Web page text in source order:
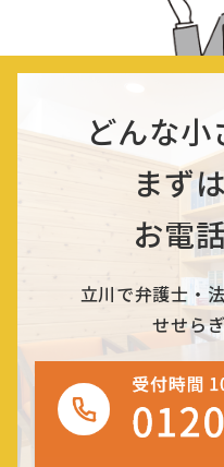
どんな
まず
お電
立川で弁護士・
せせら